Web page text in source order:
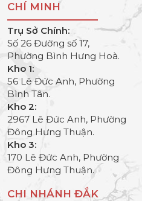
CHÍ MINH
Trụ Sở Chính:
Số 26 Đường số 17,
Phường Bình Hưng Hoà.
Kho 1:
56 Lê Đức Anh, Phường
Bình Tân.
Kho 2:
2967 Lê Đức Anh, Phường
Đông Hưng Thuận.
Kho 3:
170 Lê Đức Anh, Phường
Đông Hưng Thuận.
CHI NHÁNH ĐẮK